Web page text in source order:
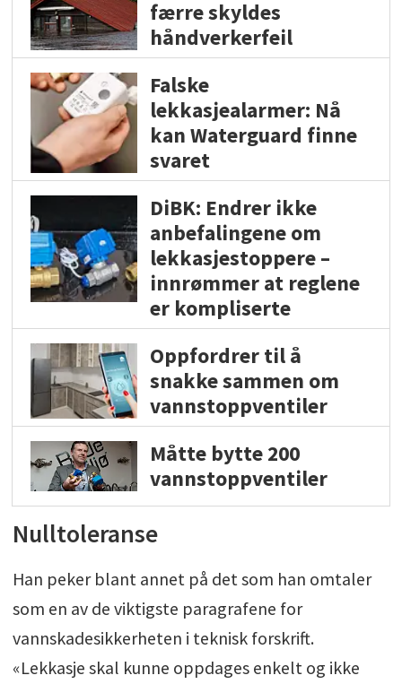
færre skyldes
håndverkerfeil
Falske
lekkasjealarmer: Nå
kan Waterguard finne
svaret
DiBK: Endrer ikke
anbefalingene om
lekkasjestoppere –
innrømmer at reglene
er kompliserte
Oppfordrer til å
snakke sammen om
vannstoppventiler
Måtte bytte 200
vannstoppventiler
Nulltoleranse
Han peker blant annet på det som han omtaler
som en av de viktigste paragrafene for
vannskadesikkerheten i teknisk forskrift.
«Lekkasje skal kunne oppdages enkelt og ikke